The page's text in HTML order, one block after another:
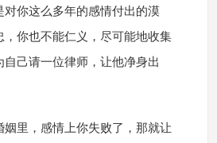
你这么多年的感情付出的漠
，你也不能仁义，尽可能地收集
己请一位律师，让他净身出
里，感情上你失败了，那就让